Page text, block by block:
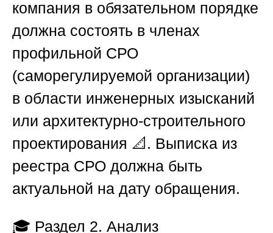
компания в обязательном порядке
должна состоять в членах
профильной СРО
(саморегулируемой организации)
в области инженерных изысканий
или архитектурно-строительного
проектирования 📐. Выписка из
реестра СРО должна быть
актуальной на дату обращения.
🎓 Раздел 2. Анализ